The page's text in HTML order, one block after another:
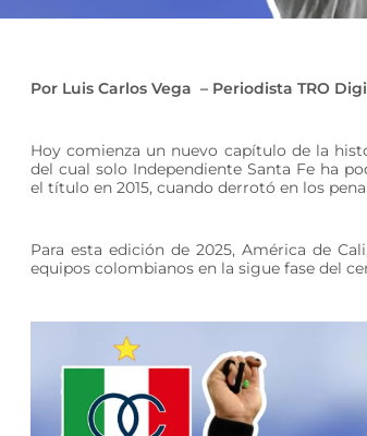
Por Luis Carlos Vega – Periodista TRO
Hoy comienza un nuevo capítulo de la
del cual solo Independiente Santa Fe ha
el título en 2015, cuando derrotó en los
Para esta edición de 2025, América de
equipos colombianos en la sigue fase del